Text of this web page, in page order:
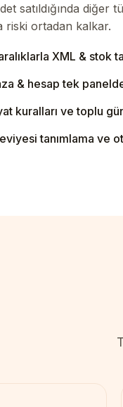
satıldığında diğer
ortadan kalkar.
XML & stok
& hesap tek
kuralları ve toplu
tanımlama ve